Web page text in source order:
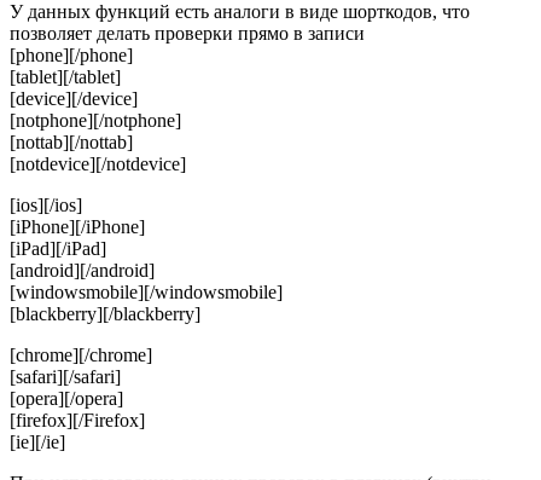
У данных функций есть аналоги в виде шорткодов, что
позволяет делать проверки прямо в записи
[phone][/phone]
[tablet][/tablet]
[device][/device]
[notphone][/notphone]
[nottab][/nottab]
[notdevice][/notdevice]
[ios][/ios]
[iPhone][/iPhone]
[iPad][/iPad]
[android][/android]
[windowsmobile][/windowsmobile]
[blackberry][/blackberry]
[chrome][/chrome]
[safari][/safari]
[opera][/opera]
[firefox][/Firefox]
[ie][/ie]